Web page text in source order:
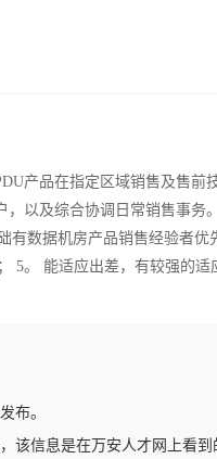
产品在指定区域销售及售
，以及综合协调日常销售事
有数据机房产品销售经验者
5。 能适应出差，有较强的
布。
该信息是在万安人才网上看到